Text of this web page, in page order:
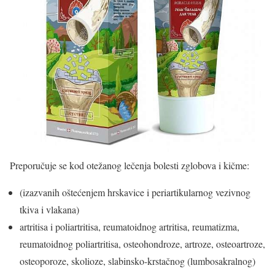
Preporučuje se kod otežanog lečenja bolesti zglobova i kičme:
(izazvanih oštećenjem hrskavice i periartikularnog vezivnog
tkiva i vlakana)
artritisa i poliartritisa, reumatoidnog artritisa, reumatizma,
reumatoidnog poliartritisa, osteohondroze, artroze, osteoartroze,
osteoporoze, skolioze, slabinsko-krstačnog (lumbosakralnog)